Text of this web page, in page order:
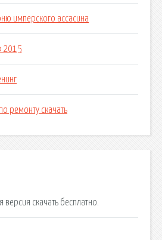
имперского ассасина
2015
ремонту скачать
скачать бесплатно.